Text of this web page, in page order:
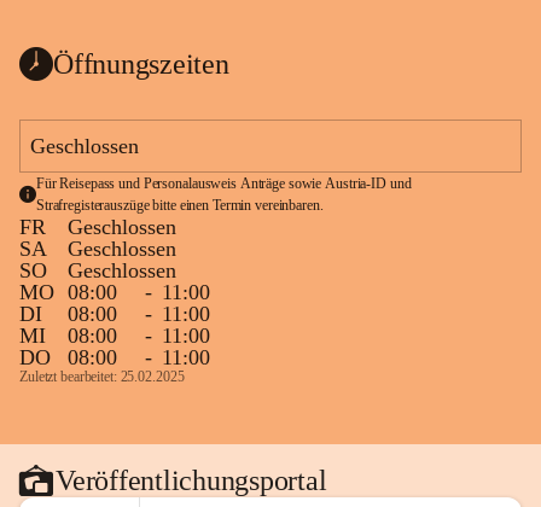
Öffnungszeiten
Geschlossen
Für Reisepass und Personalausweis Anträge sowie Austria-ID und
Strafregisterauszüge bitte einen Termin vereinbaren.
FR
Geschlossen
SA
Geschlossen
SO
Geschlossen
MO 08:00 - 11:00
DI
08:00 - 11:00
MI
08:00 - 11:00
DO
08:00 - 11:00
Zuletzt bearbeitet: 25.02.2025
Veröffentlichungsportal